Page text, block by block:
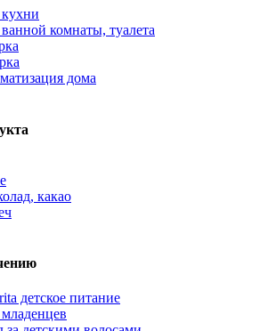
комнаты, туалета
дома
какао
детское питание